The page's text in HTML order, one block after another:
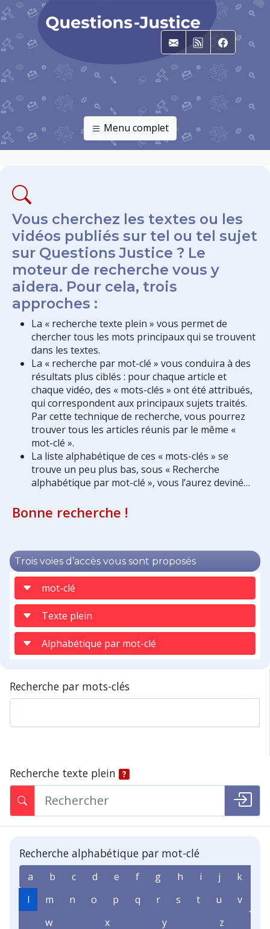
E-mailRSS
Menu complet
Vous cherchez les textes ou les
vidéos publiés sur tel ou tel sujet
sur Questions Justice ? Le
moteur de recherche vous y
aidera. Pour cela, trois
approches :
La « recherche texte plein » vous permet de
chercher tous les mots principaux qui se trouvent
dans les textes.
La « recherche par mot-clé » vous conduira à des
résultats plus ciblés : pour chaque article et
chaque vidéo, des « mots-clés » ont été attribués,
qui correspondent aux principaux sujets traités.
Par cette technique de recherche, vous pourrez
trouver tous les articles réunis par le même «
mot-clé ».
La liste alphabétique de ces « mots-clés » se
trouve un peu plus bas, sous « Recherche
alphabétique par mot-clé », vous l’aurez deviné…
Bonne recherche !
Trois voies d’accès vous sont proposés
mot-clé
Texte plein
Alphabétique par mot-clé
Recherche par mots-clés
Recherche texte plein
Recherche alphabétique par mot-clé
a b c d e f g h i j
k
l
m n o p q r s t u
v
w
x y z